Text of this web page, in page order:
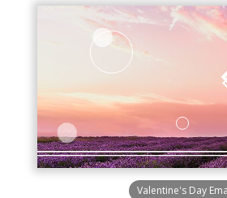
Valentine's Day